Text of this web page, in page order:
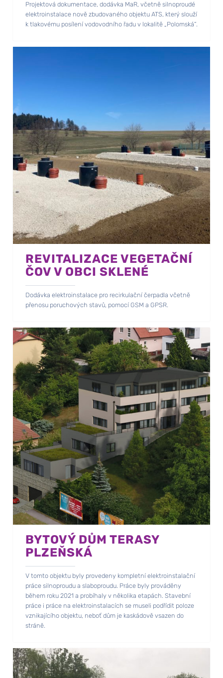
Projektová dokumentace, dodávka MaR, včetně silnoproudé
elektroinstalace nově zbudovaného objektu ATS, který slouží
k tlakovému posílení vodovodního řadu v lokalitě „Polomská“.
REVITALIZACE VEGETAČNÍ
ČOV V OBCI SKLENÉ
Dodávka elektroinstalace pro recirkulační čerpadla včetně
přenosu poruchových stavů, pomocí GSM a GPSR.
BYTOVÝ DŮM TERASY
PLZEŇSKÁ
V tomto objektu byly provedeny kompletní elektroinstalační
práce silnoproudu a slaboproudu. Práce byly prováděny
během roku 2021 a probíhaly v několika etapách. Stavební
práce i práce na elektroinstalacích se museli podřídit poloze
vznikajícího objektu, neboť dům je kaskádově vsazen do
stráně.